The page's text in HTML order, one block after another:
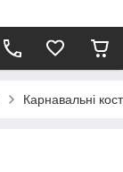
Карнавальні